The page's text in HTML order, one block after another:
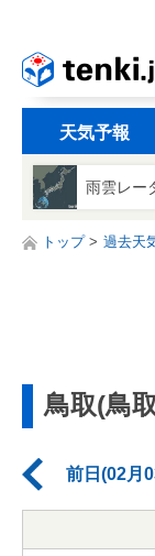
天気予報
雨雲レー
トップ 過去天
鳥取(鳥
前日(02月